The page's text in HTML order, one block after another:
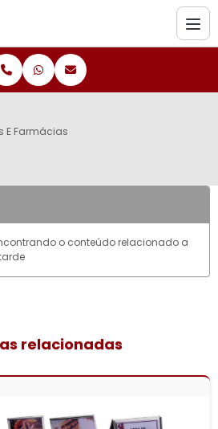
E Farmácias
o conteúdo relacionado a
relacionadas